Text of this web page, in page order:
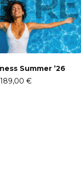
Summer ’26
189,00€